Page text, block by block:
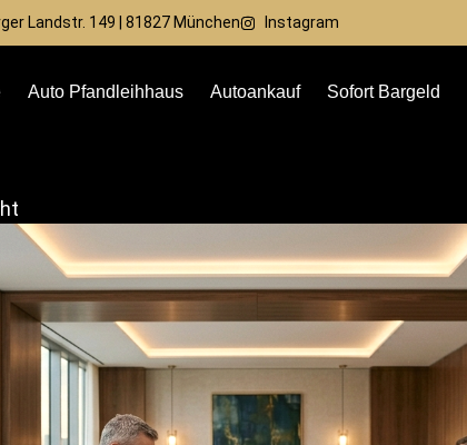
Landstr. 149 | 81827 München Instagram
Auto Pfandleihhaus Autoankauf Sofort Bargeld